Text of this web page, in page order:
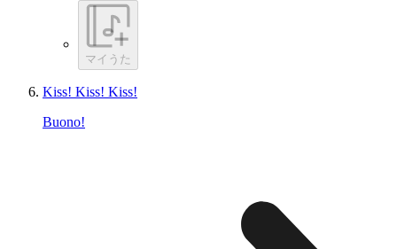
マイうた
Kiss! Kiss! Kiss!
Buono!